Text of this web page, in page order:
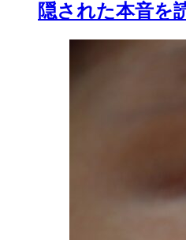
隠された本音を